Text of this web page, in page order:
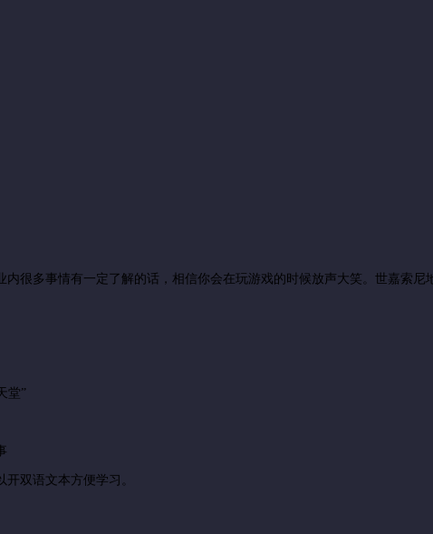
很多事情有一定了解的话，相信你会在玩游戏的时候放声大笑。世嘉索尼
堂”
双语文本方便学习。